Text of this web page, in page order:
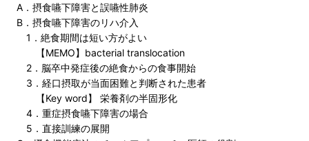
A．摂食嚥下障害と誤嚥性肺炎
B．摂食嚥下障害のリハ介入
1．絶食期間は短い方がよい
【MEMO】bacterial translocation
2．脳卒中発症後の絶食からの食事開始
3．経口摂取が当面困難と判断された患者
【Key word】 栄養剤の半固形化
4．重症摂食嚥下障害の場合
5．直接訓練の展開